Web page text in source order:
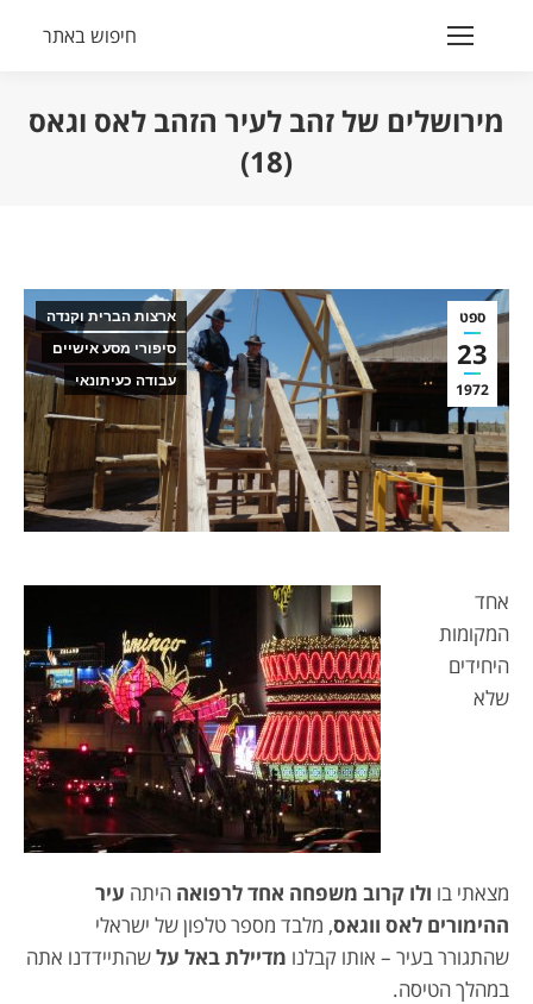
Search:
חיפוש באתר
מירושלים של זהב לעיר הזהב לאס וגאס
(18)
ספט
23
1972
ארצות הברית וקנדה
סיפורי מסע אישיים
עבודה כעיתונאי
אחד
המקומות
היחידים
שלא
מצאתי בו ולו קרוב משפחה אחד לרפואה היתה עיר
ההימורים לאס ווגאס, מלבד מספר טלפון של ישראלי
שהתגורר בעיר – אותו קבלנו מדיילת באל עלשהתיידדנו אתה
במהלך הטיסה.